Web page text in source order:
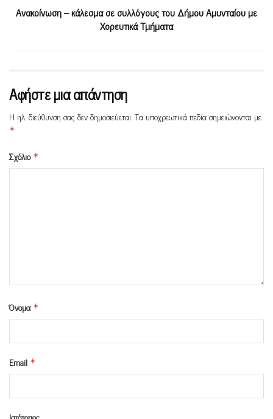
Ανακοίνωση – κάλεσμα σε συλλόγους του Δήμου Αμυνταίου με
Χορευτικά Τμήματα
Αφήστε μια απάντηση
Η ηλ. διεύθυνση σας δεν δημοσιεύεται.Τα υποχρεωτικά πεδία σημειώνονται με
*
Σχόλιο *
Όνομα *
Email *